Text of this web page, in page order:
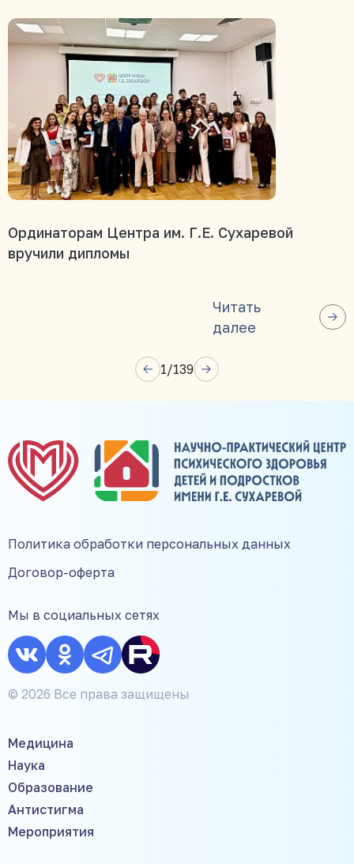
Ординаторам Центра им. Г.Е. Сухаревой
вручили дипломы
Читать
далее
1/139
Политика обработки персональных данных
Договор-оферта
Мы в социальных сетях
© 2026 Все права защищены
Медицина
Наука
Образование
Антистигма
Мероприятия